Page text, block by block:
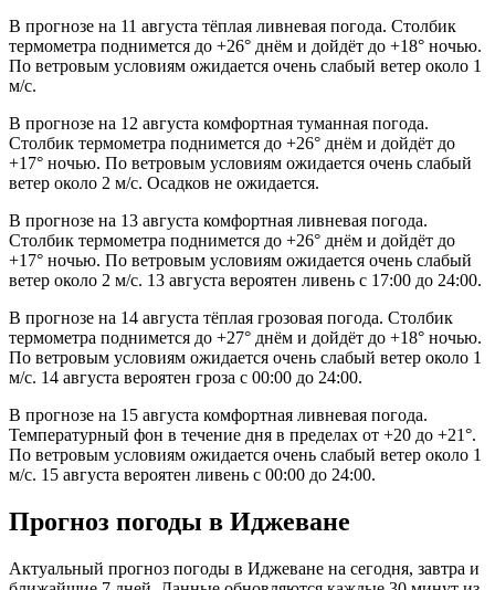
В прогнозе на 11 августа тёплая ливневая погода. Столбик
термометра поднимется до +26° днём и дойдёт до +18° ночью.
По ветровым условиям ожидается очень слабый ветер около 1
м/с.
В прогнозе на 12 августа комфортная туманная погода.
Столбик термометра поднимется до +26° днём и дойдёт до
+17° ночью. По ветровым условиям ожидается очень слабый
ветер около 2 м/с. Осадков не ожидается.
В прогнозе на 13 августа комфортная ливневая погода.
Столбик термометра поднимется до +26° днём и дойдёт до
+17° ночью. По ветровым условиям ожидается очень слабый
ветер около 2 м/с. 13 августа вероятен ливень с 17:00 до 24:00.
В прогнозе на 14 августа тёплая грозовая погода. Столбик
термометра поднимется до +27° днём и дойдёт до +18° ночью.
По ветровым условиям ожидается очень слабый ветер около 1
м/с. 14 августа вероятен гроза с 00:00 до 24:00.
В прогнозе на 15 августа комфортная ливневая погода.
Температурный фон в течение дня в пределах от +20 до +21°.
По ветровым условиям ожидается очень слабый ветер около 1
м/с. 15 августа вероятен ливень с 00:00 до 24:00.
Прогноз погоды в Иджеване
Актуальный прогноз погоды в Иджеване на сегодня, завтра и